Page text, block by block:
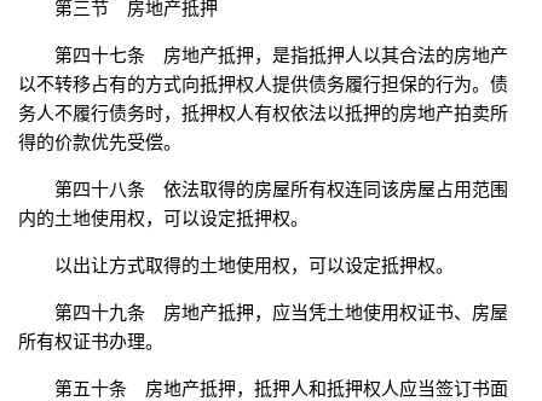
第三节 房地产抵押
第四十七条 房地产抵押，是指抵押人以其合法的房地产
以不转移占有的方式向抵押权人提供债务履行担保的行为。债
务人不履行债务时，抵押权人有权依法以抵押的房地产拍卖所
得的价款优先受偿。
第四十八条 依法取得的房屋所有权连同该房屋占用范围
内的土地使用权，可以设定抵押权。
以出让方式取得的土地使用权，可以设定抵押权。
第四十九条 房地产抵押，应当凭土地使用权证书、房屋
所有权证书办理。
第五十条 房地产抵押，抵押人和抵押权人应当签订书面